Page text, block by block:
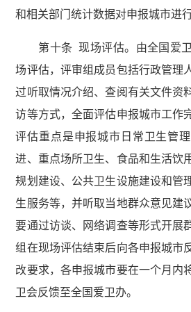
和相关部门统计数据对申报城市进行
第十条 现场评估。由全国爱卫
场评估，评审组成员包括行政管理
过听取情况介绍、查阅有关文件资
访等方式，全面评估申报城市工作
评估重点是申报城市日常卫生管
进、重点场所卫生、食品和生活饮
规划建设、公共卫生设施建设和管
生服务等，并听取当地群众意见建
要通过访谈、网络调查等形式开展
组在现场评估结束后向各申报城市
改要求，各申报城市要在一个月内
卫会反馈至全国爱卫办。